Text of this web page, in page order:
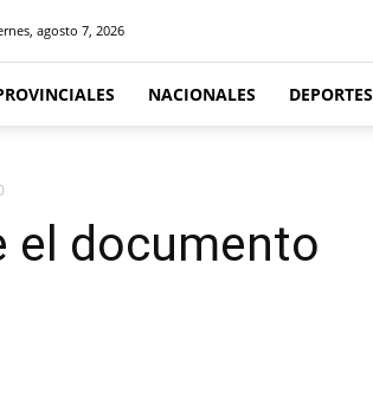
agosto 7, 2026
NACIONALES DEPORTES
el documento